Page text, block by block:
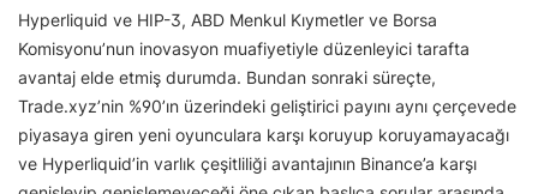
Hyperliquid ve HIP-3, ABD Menkul Kıymetler ve Borsa
Komisyonu’nun inovasyon muafiyetiyle düzenleyici tarafta
avantaj elde etmiş durumda. Bundan sonraki süreçte,
Trade.xyz’nin %90’ın üzerindeki geliştirici payını aynı çerçevede
piyasaya giren yeni oyunculara karşı koruyup koruyamayacağı
ve Hyperliquid’in varlık çeşitliliği avantajının Binance’a karşı